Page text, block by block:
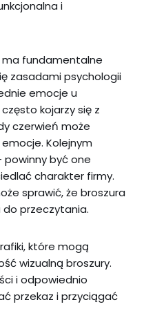
i
ma fundamentalne
zasadami psychologii
emocje u
kojarzy się z
czerwień może
Kolejnym
powinny być one
charakter firmy.
sprawić, że broszura
przeczytania.
które mogą
wizualną broszury.
i odpowiednio
przekaz i przyciągać